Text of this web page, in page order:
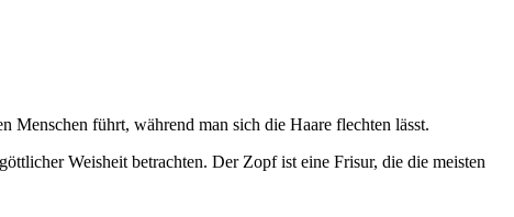
Menschen führt, während man sich die Haare flechten lässt.
Weisheit betrachten. Der Zopf ist eine Frisur, die die meisten